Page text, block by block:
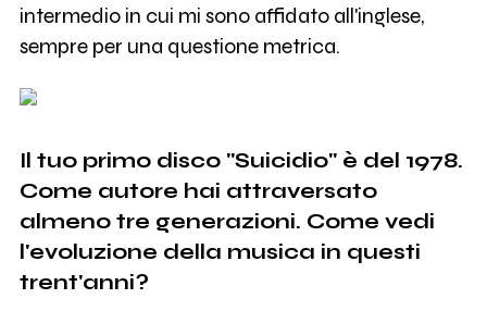
intermedio in cui mi sono affidato all'inglese,
sempre per una questione metrica.
Il tuo primo disco "Suicidio" è del 1978.
Come autore hai attraversato
almeno tre generazioni. Come vedi
l'evoluzione della musica in questi
trent'anni?